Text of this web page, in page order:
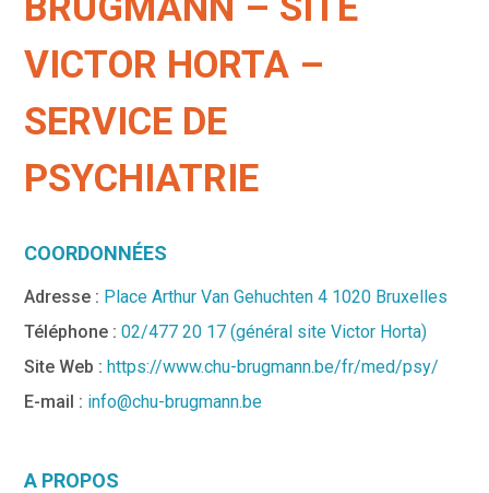
VICTOR HORTA –
SERVICE DE
PSYCHIATRIE
COORDONNÉES
Adresse : Place Arthur Van Gehuchten 4 1020 Bruxelles
Téléphone :02/477 20 17 (général site Victor Horta)
Site Web : https://www.chu-brugmann.be/fr/med/psy/
E-mail : info@chu-brugmann.be
A PROPOS